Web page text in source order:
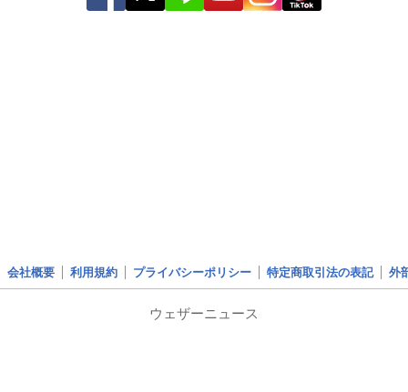
会社概要 利用規約 プライバシーポリシー 特定商取引法の表記 外
ウェザーニュース